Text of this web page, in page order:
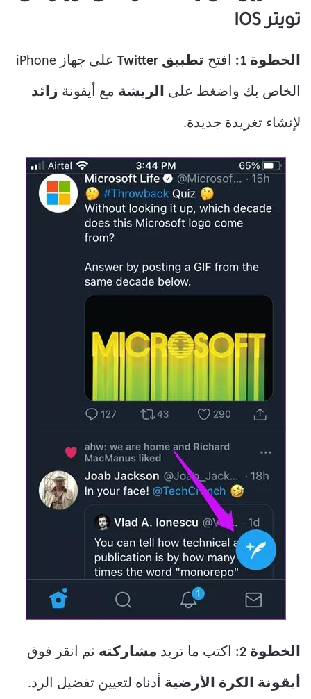
تويتر IOS
الخطوة 1: افتح تطبيق Twitter على جهاز iPhone
الخاص بك واضغط على الريشة مع أيقونة زائد
لإنشاء تغريدة جديدة.
الخطوة 2: اكتب ما تريد مشاركته ثم انقر فوق
أيقونة الكرة الأرضية أدناه لتعيين تفضيل الرد.